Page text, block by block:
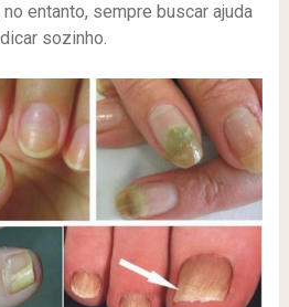
entanto, sempre buscar ajuda
sozinho.